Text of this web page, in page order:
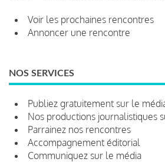
Voir les prochaines rencontres
Annoncer une rencontre
NOS SERVICES
Publiez gratuitement sur le
Nos productions journalistiques
Parrainez nos rencontres
Accompagnement éditorial
Communiquez sur le média